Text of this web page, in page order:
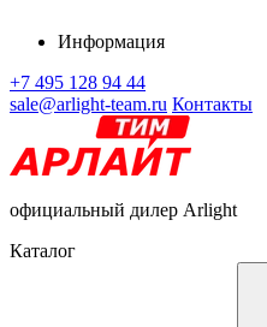
Информация
+7 495 128 94 44
sale@arlight-team.ru Контакты
официальный дилер Arlight
Каталог